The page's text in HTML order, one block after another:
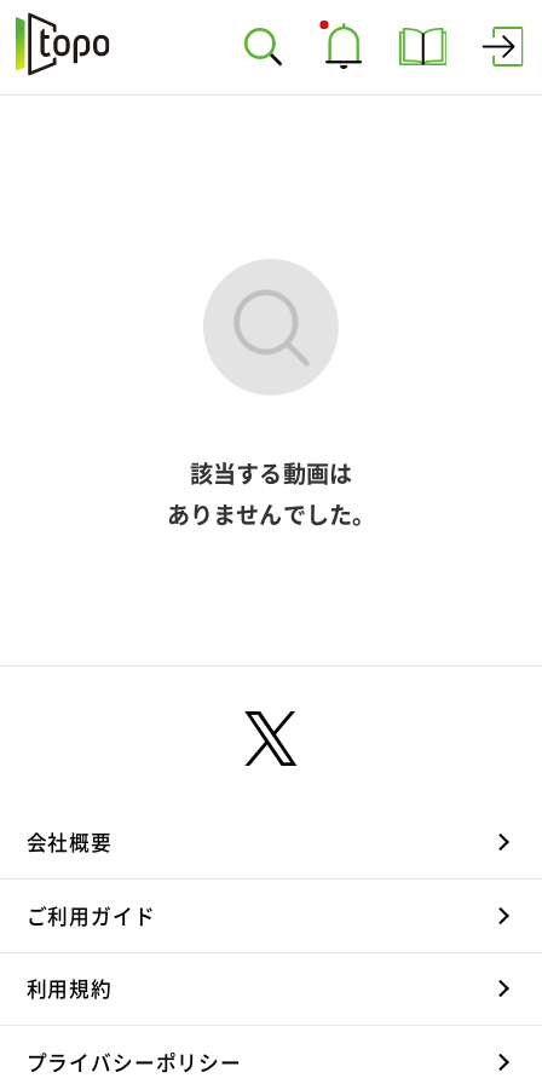
該当する動画は
ありませんでした。
会社概要
ご利用ガイド
利用規約
プライバシーポリシー